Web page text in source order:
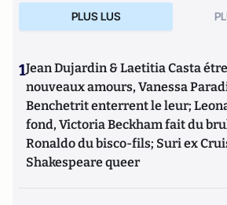
PLUS LUS
1Jean Dujardin & Laetitia Casta
nouveaux amours, Vanessa
Benchetrit enterrent le leur;
fond, Victoria Beckham fait du
Ronaldo du bisco-fils; Suri ex
Shakespeare queer